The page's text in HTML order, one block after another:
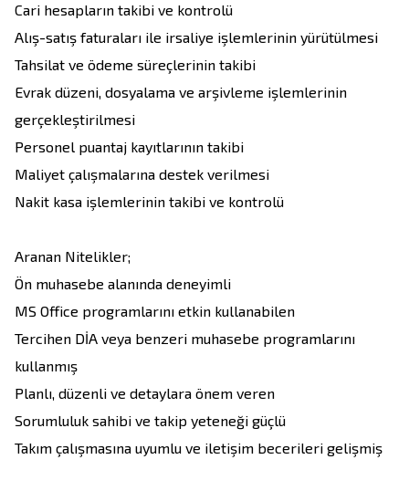
Cari hesapların takibi ve kontrolü
Alış-satış faturaları ile irsaliye işlemlerinin yürütülmesi
Tahsilat ve ödeme süreçlerinin takibi
Evrak düzeni, dosyalama ve arşivleme işlemlerinin
gerçekleştirilmesi
Personel puantaj kayıtlarının takibi
Maliyet çalışmalarına destek verilmesi
Nakit kasa işlemlerinin takibi ve kontrolü
Aranan Nitelikler;
Ön muhasebe alanında deneyimli
MS Office programlarını etkin kullanabilen
Tercihen DİA veya benzeri muhasebe programlarını
kullanmış
Planlı, düzenli ve detaylara önem veren
Sorumluluk sahibi ve takip yeteneği güçlü
Takım çalışmasına uyumlu ve iletişim becerileri gelişmiş